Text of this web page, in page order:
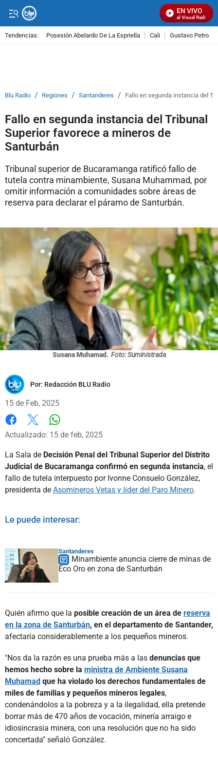
EN VIVO
Señal Visual Radio
Tendencias: Posesión Abelardo De La Espriella Cali Gustavo Petro
Blu Radio / Regiones / Santanderes / Fallo en segunda instancia del
Fallo en segunda instancia del Tribunal
Superior favorece a mineros de
Santurbán
Tribunal superior de Bucaramanga ratificó fallo de
tutela contra minambiente, Susana Muhammad, por
omitir información a comunidades sobre áreas de
reserva para declarar el páramo de Santurbán.
Susana Muhamad. Foto: Suministrada
Por: Redacción BLU Radio
15 de Feb, 2025
Facebook
X
Actualizado: 15 de feb, 2025
La Sala de Decisión Penal del Tribunal Superior del Distrito
Judicial de Bucaramanga confirmó en segunda instancia, el
fallo de tutela interpuesto por Ivonne Consuelo González,
presidenta de Asomineros Vetas y líder del Paro Minero.
Le puede interesar:
Santanderes
Minambiente anuncia cierre de minas de
Eco Oro en zona de Santurbán
Quién afirmo que la posible creación de un área de reserva
en la zona de Santurbán, en el departamento de Santander,
afectaría considerablemente a los pequeños mineros.
"Nos da la razón es una prueba más a las denuncias que
hemos hecho sobre la ministra de Ambiente Susana
Muhamad que ha violado los derechos fundamentales de
miles de familias y pequeños mineros legales,
condenándolos a la pobreza y a la ilegalidad, ella pretende
borrar más de 470 años de vocación, minería arraigo e
idiosincrasia minera, con una resolución que no ha sido
concertada" señaló González.